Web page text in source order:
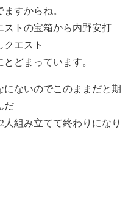
すからね。
トの宝箱から内野安打
エスト
どまっています。
ないのでこのままだと期
だ
組み立てて終わりになり